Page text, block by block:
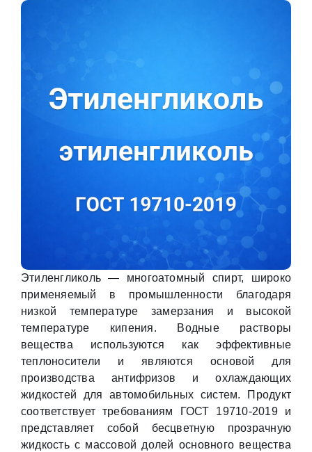
Этиленгликоль — многоатомный спирт, широко
применяемый в промышленности благодаря
низкой температуре замерзания и высокой
температуре кипения. Водные растворы
вещества используются как эффективные
теплоносители и являются основой для
производства антифризов и охлаждающих
жидкостей для автомобильных систем. Продукт
соответствует требованиям ГОСТ 19710-2019 и
представляет собой бесцветную прозрачную
жидкость с массовой долей основного вещества